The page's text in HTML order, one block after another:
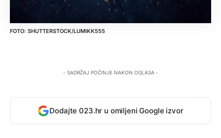
SHUTTERSTOCK/LUMIKK555
- SADRŽAJ POČINJE NAKON OGLASA -
Dodajte 023.hr u omiljeni Google izvor